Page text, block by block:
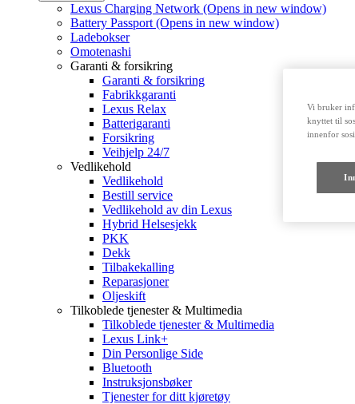
Lexus Charging Network (Opens in new window)
Battery Passport (Opens in new window)
Ladebokser
Omotenashi
Garanti & forsikring
Garanti & forsikring
Fabrikkgaranti
Lexus Relax
Batterigaranti
Forsikring
Veihjelp 24/7
Vedlikehold
Vedlikehold
Bestill service
Vedlikehold av din Lexus
Hybrid Helsesjekk
PKK
Dekk
Tilbakekalling
Reparasjoner
Oljeskift
Tilkoblede tjenester & Multimedia
Tilkoblede tjenester & Multimedia
Lexus Link+
Din Personlige Side
Bluetooth
Instruksjonsbøker
Tjenester for ditt kjøretøy
Vi bruker
knyttet til
innenfor